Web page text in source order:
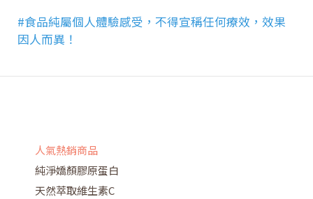
#食品純屬個人體驗感受，不得宣稱任何療效，效果
因人而異！
人氣熱銷商品
純淨嬌顏膠原蛋白
天然萃取維生素C